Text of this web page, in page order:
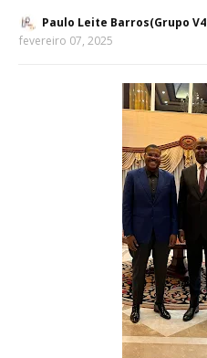
Paulo Leite Barros(Grupo
fevereiro 07, 2025